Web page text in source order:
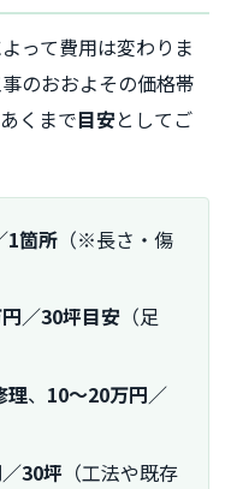
って費用は変わりま
のおおよその価格帯
くまで目安としてご
1箇所 （※長さ・傷
／30坪目安 （足
理、 10～20万円／
30坪 （工法や既存